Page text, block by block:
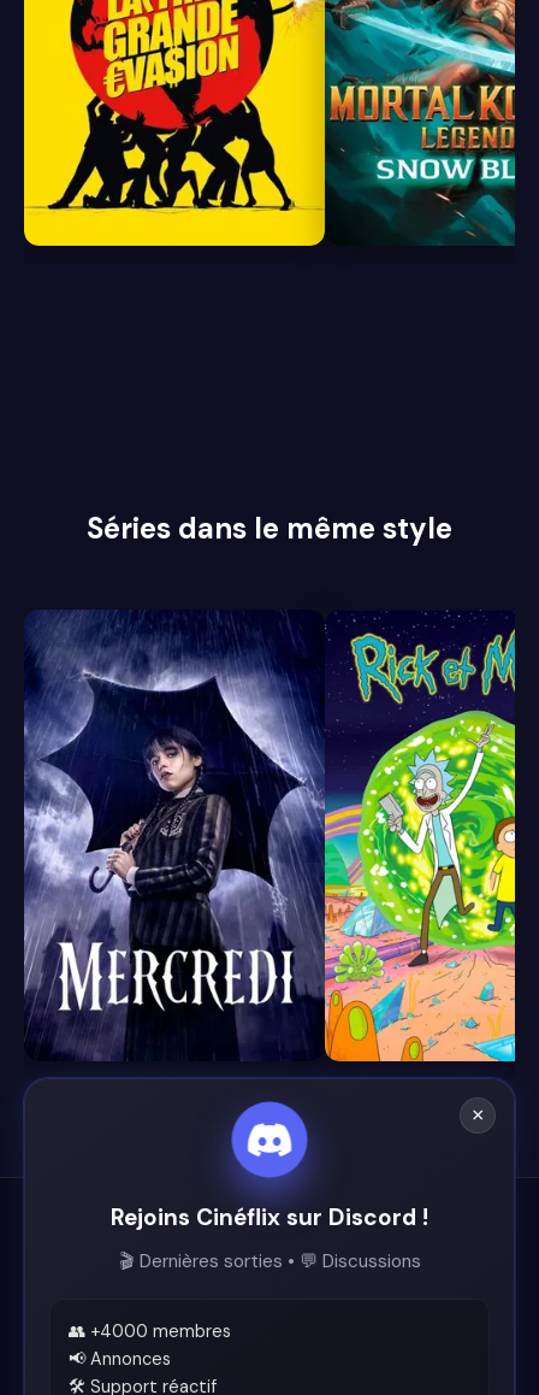
8.0 7.7
Séries dans le même style
8.4 8.7
Cinéflix
Support
×
Rejoins Cinéflix sur Discord !
🎬 Dernières sorties • 💬 Discussions
👥 +4000 membres
📢 Annonces
🛠️ Support réactif